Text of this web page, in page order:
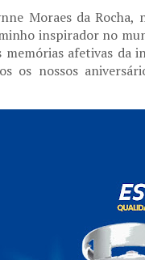
Moraes da
inspirador no
afetivas da
os nossos